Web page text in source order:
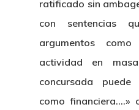
ratificado sin
con sentencias
argumentos
actividad en
concursada
como financiera….»